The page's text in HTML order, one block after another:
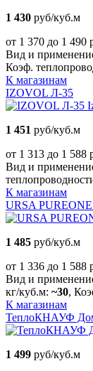
1 430 руб/куб.м
от 1 370 до 1 490
Вид и
Коэф.
К магазинам
IZOVOL Л-35
1 451 руб/куб.м
от 1 313 до 1 588
Вид и
К магазинам
URSA
1 485 руб/куб.м
от 1 336 до 1 588
Вид и
кг/куб.м: ~30,
К магазинам
ТеплоКНАУФ
1 499 руб/куб.м